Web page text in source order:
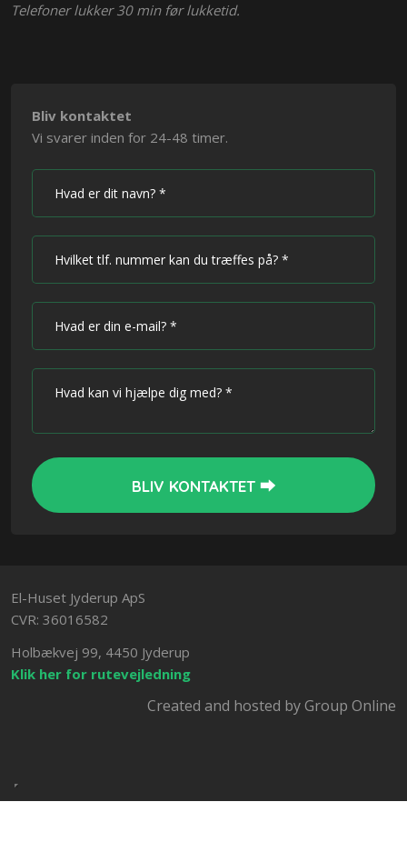
Telefoner lukker 30 min før lukketid.
Bliv kontaktet
Vi svarer inden for 24-48 timer.​
El-Huset Jyderup ApS
CVR: 36016582
Holbækvej 99, 4450 Jyderup
Klik her for rutevejledning
Created and hosted by Group Online